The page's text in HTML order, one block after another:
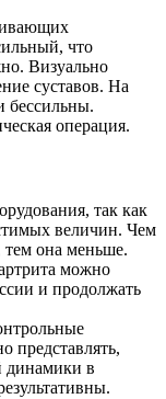
что
Визуально
суставов. На
бессильны.
операция.
так как
величин. Чем
тем она меньше.
можно
и продолжать
представлять,
динамики в